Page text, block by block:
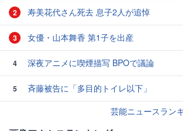
2 寿美花代さん死去 息子2人が追悼
3 女優・山本舞香 第1子を出産
4 深夜アニメに喫煙描写 BPOで議論
5
斉藤被告に「多目的トイレ以下」
芸能ニュースラン